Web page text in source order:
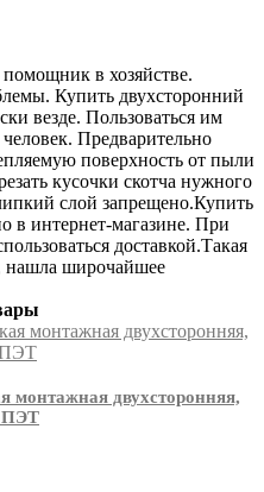
в хозяйстве.
Купить двухсторонний
везде. Пользоваться им
Предварительно
поверхность от пыли
кусочки скотча нужного
слой запрещено.Купить
в интернет-магазине. При
доставкой.Такая
нашла широчайшее
монтажная двухсторонняя,
ПЭТ